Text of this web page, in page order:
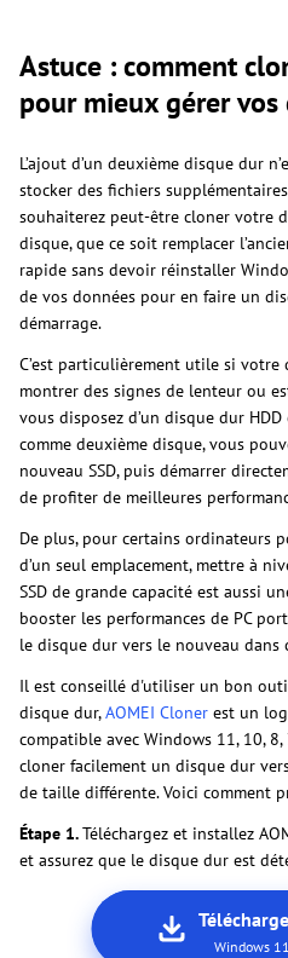
Astuce : comment
pour mieux gérer vos
L’ajout d’un deuxième disque dur
stocker des fichiers
souhaiterez peut-être cloner votre
disque, que ce soit remplacer
rapide sans devoir réinstaller
de vos données pour en faire un
démarrage.
C’est particulièrement utile si votre
montrer des signes de lenteur ou
vous disposez d’un disque dur
comme deuxième disque, vous
nouveau SSD, puis démarrer
de profiter de meilleures
De plus, pour certains ordinateurs
d’un seul emplacement, mettre à
SSD de grande capacité est aussi
booster les performances de PC
le disque dur vers le nouveau dans
Il est conseillé d'utiliser un bon
disque dur,AOMEI Cloner est un
compatible avec Windows 11, 10,
cloner facilement un disque dur
de taille différente. Voici comment
Étape 1.Téléchargez et installez
et assurez que le disque dur est
Windows